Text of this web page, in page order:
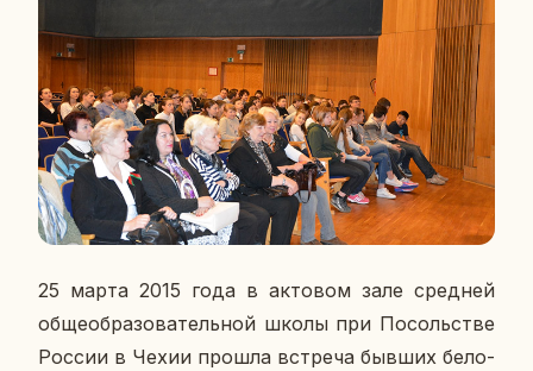
25 марта 2015 года в ак­то­вом зале сред­ней
об­ще­об­ра­зо­ва­тель­ной школы при По­соль­стве
России в Чехии прошла встре­ча бывших бе­ло­